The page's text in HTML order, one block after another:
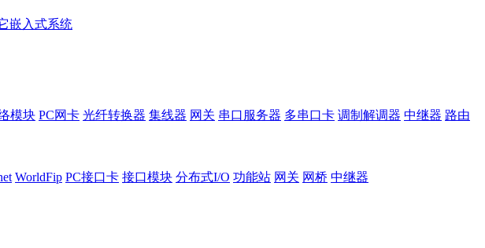
嵌入式系统
模块 PC网卡 光纤转换器 集线器 网关 串口服务器 多串口卡 调制解调器 中继器 路由
WorldFip PC接口卡 接口模块 分布式I/O 功能站 网关 网桥 中继器